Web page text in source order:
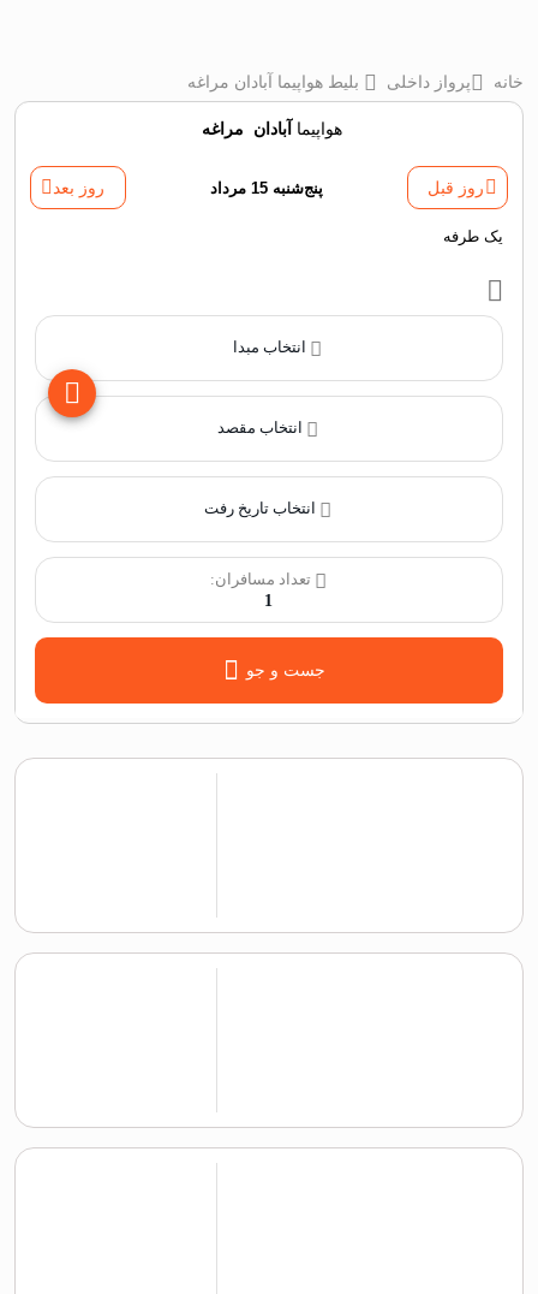
خانه پرواز داخلی بلیط هواپیما آبادان مراغه
هواپیما آبادان مراغه
روز قبل پنج‌شنبه 15 مرداد روز بعد
یک طرفه
انتخاب مبدا
انتخاب مقصد
تعداد مسافران:
1
جست و جو